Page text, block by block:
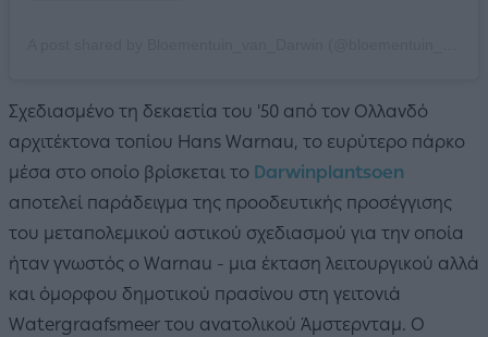
Σχεδιασμένο τη δεκαετία του '50 από τον Ολλανδό
αρχιτέκτονα τοπίου Hans Warnau, το ευρύτερο πάρκο
μέσα στο οποίο βρίσκεται το Darwinplantsoen
αποτελεί παράδειγμα της προοδευτικής προσέγγισης
του μεταπολεμικού αστικού σχεδιασμού για την οποία
ήταν γνωστός ο Warnau - μια έκταση λειτουργικού αλλά
και όμορφου δημοτικού πρασίνου στη γειτονιά
Watergraafsmeer του ανατολικού Άμστερνταμ. Ο